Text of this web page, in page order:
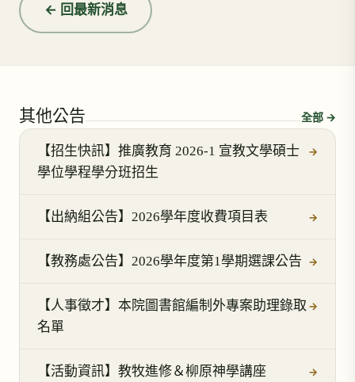
← 回最新消息
其他公告 全部 →
【招生快訊】推廣教育 2026-1 宣教文學碩士
學位學程學分班招生
→
【出納組公告】2026學年度收費項目表 →
【教務處公告】2026學年度第1學期選課公告 →
【人事徵才】本院圖書館編制外專案助理錄取
名單
→
【活動資訊】教牧進修＆柳原神學講座 →